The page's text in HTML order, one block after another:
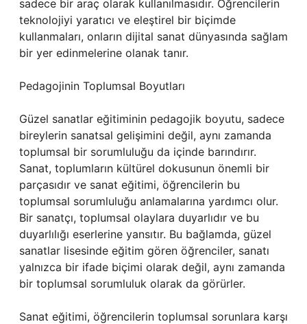
sadece bir araç olarak kullanılmasıdır. Öğrencilerin
teknolojiyi yaratıcı ve eleştirel bir biçimde
kullanmaları, onların dijital sanat dünyasında sağlam
bir yer edinmelerine olanak tanır.
Pedagojinin Toplumsal Boyutları
Güzel sanatlar eğitiminin pedagojik boyutu, sadece
bireylerin sanatsal gelişimini değil, aynı zamanda
toplumsal bir sorumluluğu da içinde barındırır.
Sanat, toplumların kültürel dokusunun önemli bir
parçasıdır ve sanat eğitimi, öğrencilerin bu
toplumsal sorumluluğu anlamalarına yardımcı olur.
Bir sanatçı, toplumsal olaylara duyarlıdır ve bu
duyarlılığı eserlerine yansıtır. Bu bağlamda, güzel
sanatlar lisesinde eğitim gören öğrenciler, sanatı
yalnızca bir ifade biçimi olarak değil, aynı zamanda
bir toplumsal sorumluluk olarak da görürler.
Sanat eğitimi, öğrencilerin toplumsal sorunlara karşı